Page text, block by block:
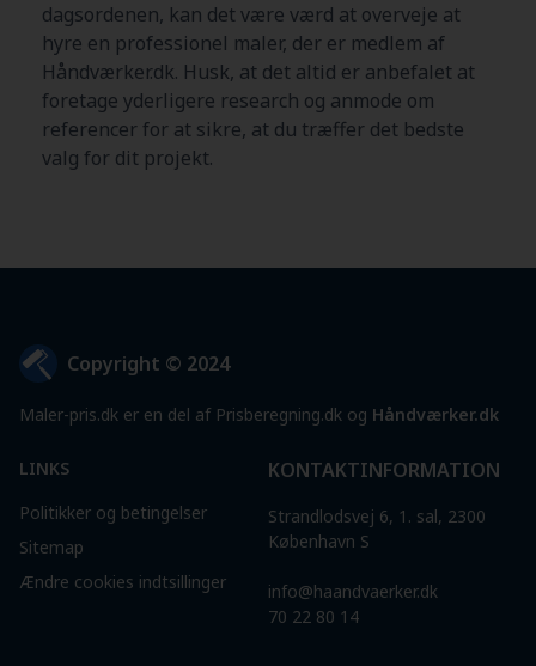
dagsordenen, kan det være værd at overveje at
hyre en professionel maler, der er medlem af
Håndværker.dk. Husk, at det altid er anbefalet at
foretage yderligere research og anmode om
referencer for at sikre, at du træffer det bedste
valg for dit projekt.
Copyright © 2024
Maler-pris.dk er en del af Prisberegning.dk og Håndværker.dk
LINKS
Politikker og betingelser
Sitemap
Ændre cookies indtsillinger
KONTAKTINFORMATION
Strandlodsvej 6, 1. sal, 2300
København S
info@haandvaerker.dk
70 22 80 14